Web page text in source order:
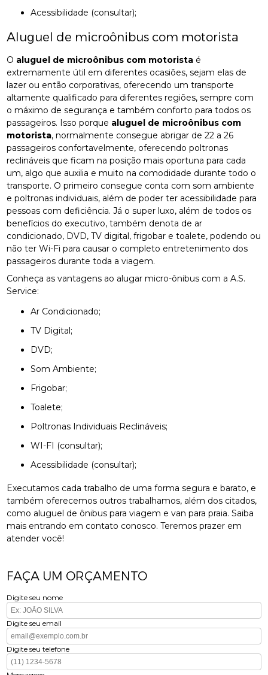
Acessibilidade (consultar);
Aluguel de microônibus com motorista
O aluguel de microônibus com motorista é
extremamente útil em diferentes ocasiões, sejam elas de
lazer ou então corporativas, oferecendo um transporte
altamente qualificado para diferentes regiões, sempre com
o máximo de segurança e também conforto para todos os
passageiros. Isso porque aluguel de microônibus com
motorista, normalmente consegue abrigar de 22 a 26
passageiros confortavelmente, oferecendo poltronas
reclináveis que ficam na posição mais oportuna para cada
um, algo que auxilia e muito na comodidade durante todo o
transporte. O primeiro consegue conta com som ambiente
e poltronas individuais, além de poder ter acessibilidade para
pessoas com deficiência. Já o super luxo, além de todos os
benefícios do executivo, também denota de ar
condicionado, DVD, TV digital, frigobar e toalete, podendo ou
não ter Wi-Fi para causar o completo entretenimento dos
passageiros durante toda a viagem.
Conheça as vantagens ao alugar micro-ônibus com a A.S.
Service:
Ar Condicionado;
TV Digital;
DVD;
Som Ambiente;
Frigobar;
Toalete;
Poltronas Individuais Reclináveis;
WI-FI (consultar);
Acessibilidade (consultar);
Executamos cada trabalho de uma forma segura e barato, e
também oferecemos outros trabalhamos, além dos citados,
como aluguel de ônibus para viagem e van para praia. Saiba
mais entrando em contato conosco. Teremos prazer em
atender você!
FAÇA UM ORÇAMENTO
Digite seu nome
Digite seu email
Digite seu telefone